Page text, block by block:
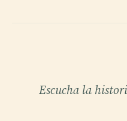
Escucha la